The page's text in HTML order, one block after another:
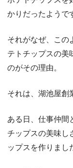
かりだったようで
それがなぜ、この
テトチップスの美
のがその理由。
それは、湖池屋創
ある日、仕事仲間
チップスの美味し
ップスを作りまし